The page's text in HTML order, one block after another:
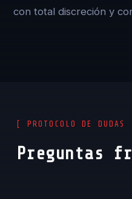
con total discreción y
[ PROTOCOLO DE DUDAS ]
Preguntas